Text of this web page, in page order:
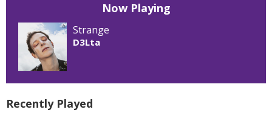
Now Playing
Strange
D3Lta
Recently Played